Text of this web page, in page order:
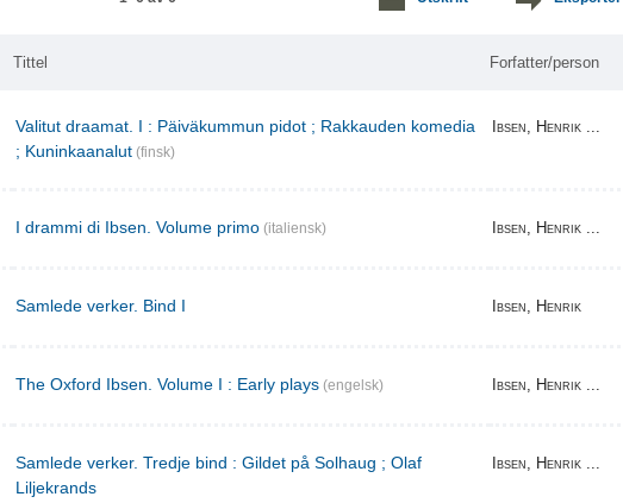
Tittel Forfatter/person
Valitut draamat. I : Päiväkummun pidot ; Rakkauden komedia
; Kuninkaanalut (finsk)
Ibsen, Henrik ...
I drammi di Ibsen. Volume primo (italiensk) Ibsen, Henrik ...
Samlede verker. Bind I Ibsen, Henrik
The Oxford Ibsen. Volume I : Early plays (engelsk) Ibsen, Henrik ...
Samlede verker. Tredje bind : Gildet på Solhaug ; Olaf
Liljekrands
Ibsen, Henrik ...